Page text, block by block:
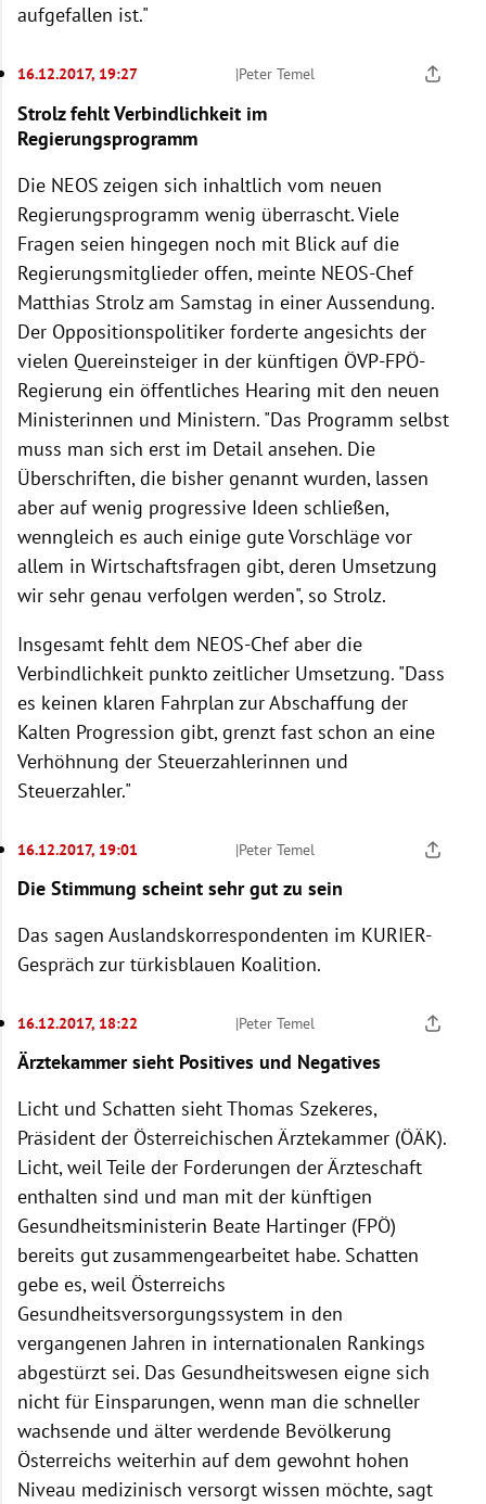
aufgefallen ist."
16.12.2017, 19:27 |Peter Temel
Strolz fehlt Verbindlichkeit im
Regierungsprogramm
Die NEOS zeigen sich inhaltlich vom neuen
Regierungsprogramm wenig überrascht. Viele
Fragen seien hingegen noch mit Blick auf die
Regierungsmitglieder offen, meinte NEOS-Chef
Matthias Strolz am Samstag in einer Aussendung.
Der Oppositionspolitiker forderte angesichts der
vielen Quereinsteiger in der künftigen ÖVP-FPÖ-
Regierung ein öffentliches Hearing mit den neuen
Ministerinnen und Ministern. "Das Programm selbst
muss man sich erst im Detail ansehen. Die
Überschriften, die bisher genannt wurden, lassen
aber auf wenig progressive Ideen schließen,
wenngleich es auch einige gute Vorschläge vor
allem in Wirtschaftsfragen gibt, deren Umsetzung
wir sehr genau verfolgen werden", so Strolz.
Insgesamt fehlt dem NEOS-Chef aber die
Verbindlichkeit punkto zeitlicher Umsetzung. "Dass
es keinen klaren Fahrplan zur Abschaffung der
Kalten Progression gibt, grenzt fast schon an eine
Verhöhnung der Steuerzahlerinnen und
Steuerzahler."
16.12.2017, 19:01 |Peter Temel
Die Stimmung scheint sehr gut zu sein
Das sagen Auslandskorrespondenten im KURIER-
Gespräch zur türkisblauen Koalition.
16.12.2017, 18:22 |Peter Temel
Ärztekammer sieht Positives und Negatives
Licht und Schatten sieht Thomas Szekeres,
Präsident der Österreichischen Ärztekammer (ÖÄK).
Licht, weil Teile der Forderungen der Ärzteschaft
enthalten sind und man mit der künftigen
Gesundheitsministerin Beate Hartinger (FPÖ)
bereits gut zusammengearbeitet habe. Schatten
gebe es, weil Österreichs
Gesundheitsversorgungssystem in den
vergangenen Jahren in internationalen Rankings
abgestürzt sei. Das Gesundheitswesen eigne sich
nicht für Einsparungen, wenn man die schneller
wachsende und älter werdende Bevölkerung
Österreichs weiterhin auf dem gewohnt hohen
Niveau medizinisch versorgt wissen möchte, sagt